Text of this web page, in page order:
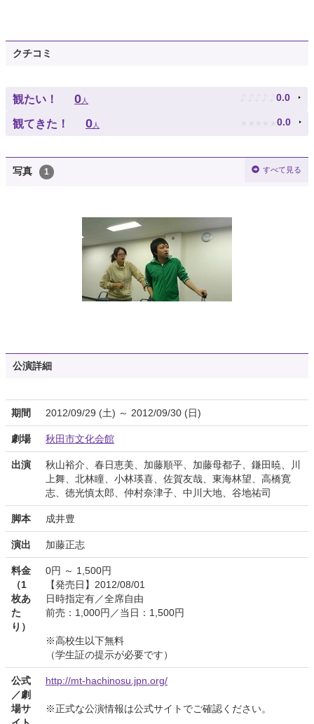
クチコミ
観たい！ 0人 ♪ ♪ ♪ ♪ ♪ 0.0
観てきた！ 0人 ★ ★ ★ ★ ★ 0.0
写真 1 すべて見る
公演詳細
期間 2012/09/29 (土) ～ 2012/09/30 (日)
劇場 秋田市文化会館
出演
秋山裕介、春日恵美、加藤順平、加藤母都子、鎌田暁、川
上舞、北林瞳、小林瑛喜、佐賀友哉、東海林望、高橋寛
志、徳光慎太郎、仲村奈津子、中川大地、谷地祐司
脚本 成井豊
演出 加藤正志
料金
（1
枚あ
た
り）
0円 ～ 1,500円
【発売日】2012/08/01
日時指定有／全席自由
前売：1,000円／当日：1,500円
※高校生以下無料
（学生証の提示が必要です）
公式
／劇
場サ
http://mt-hachinosu.jpn.org/
※正式な公演情報は公式サイトでご確認ください。